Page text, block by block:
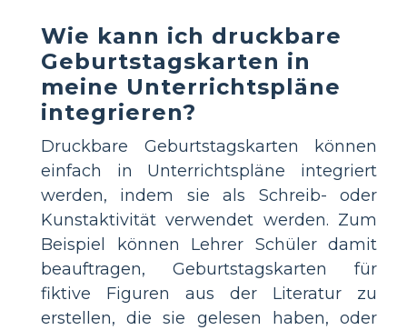
Wie kann ich druckbare
Geburtstagskarten in
meine Unterrichtspläne
integrieren?
Druckbare Geburtstagskarten können
einfach in Unterrichtspläne integriert
werden, indem sie als Schreib- oder
Kunstaktivität verwendet werden. Zum
Beispiel können Lehrer Schüler damit
beauftragen, Geburtstagskarten für
fiktive Figuren aus der Literatur zu
erstellen, die sie gelesen haben, oder